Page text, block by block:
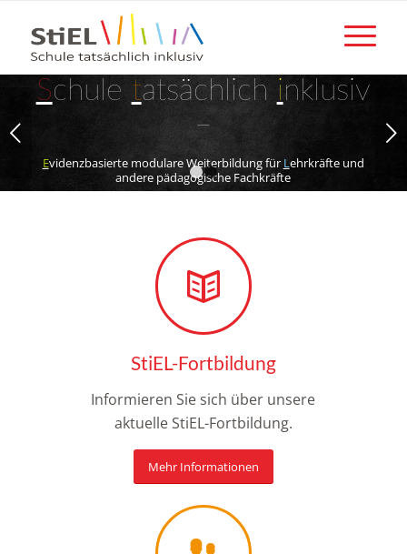
Schule tatsächlich inklusiv
–
Evidenzbasierte modulare Weiterbildung für Lehrkräfte und
andere pädagogische Fachkräfte
Online-Abschlusstagung
17.-18. Juni 2021
Erfahren Sie mehr
Weiter
1
StiEL-Fortbildung
Informieren Sie sich über unsere
aktuelle StiEL-Fortbildung.
Mehr Informationen